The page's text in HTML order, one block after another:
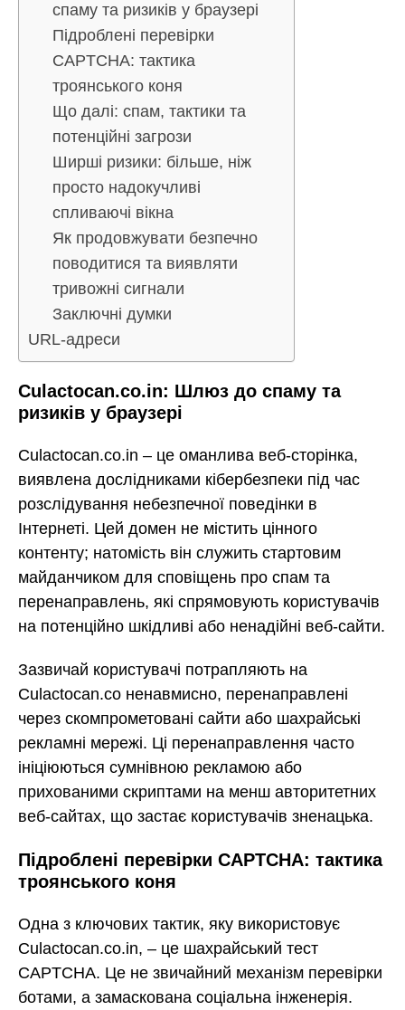
спаму та ризиків у браузері
Підроблені перевірки
CAPTCHA: тактика
троянського коня
Що далі: спам, тактики та
потенційні загрози
Ширші ризики: більше, ніж
просто надокучливі
спливаючі вікна
Як продовжувати безпечно
поводитися та виявляти
тривожні сигнали
Заключні думки
URL-адреси
Culactocan.co.in: Шлюз до спаму та
ризиків у браузері
Culactocan.co.in – це оманлива веб-сторінка,
виявлена дослідниками кібербезпеки під час
розслідування небезпечної поведінки в
Інтернеті. Цей домен не містить цінного
контенту; натомість він служить стартовим
майданчиком для сповіщень про спам та
перенаправлень, які спрямовують користувачів
на потенційно шкідливі або ненадійні веб-сайти.
Зазвичай користувачі потрапляють на
Culactocan.co ненавмисно, перенаправлені
через скомпрометовані сайти або шахрайські
рекламні мережі. Ці перенаправлення часто
ініціюються сумнівною рекламою або
прихованими скриптами на менш авторитетних
веб-сайтах, що застає користувачів зненацька.
Підроблені перевірки CAPTCHA: тактика
троянського коня
Одна з ключових тактик, яку використовує
Culactocan.co.in, – це шахрайський тест
CAPTCHA. Це не звичайний механізм перевірки
ботами, а замаскована соціальна інженерія.